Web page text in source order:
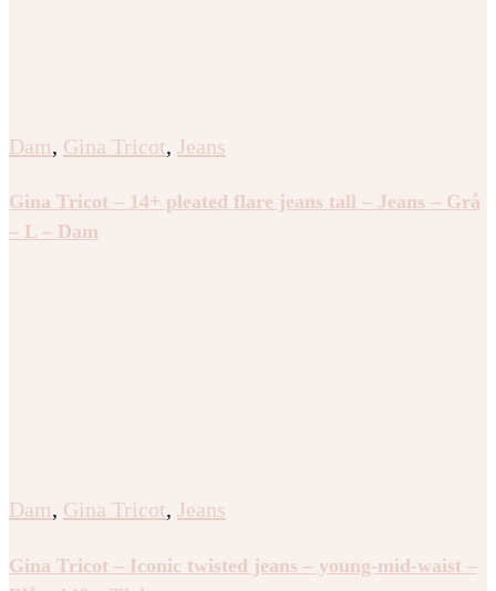
Dam, Gina Tricot, Jeans
Gina Tricot – 14+ pleated flare jeans tall – Jeans – Grå
– L – Dam
Dam, Gina Tricot, Jeans
Gina Tricot – Iconic twisted jeans – young-mid-waist –